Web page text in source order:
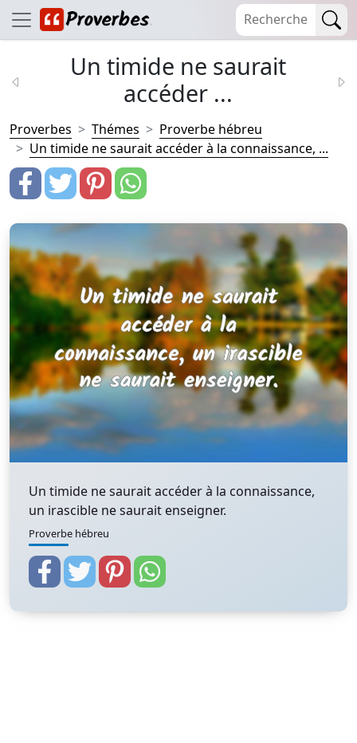
Un timide ne saurait
accéder ...
Proverbes Thémes
Proverbe hébreu
Un timide ne saurait accéder à la connaissance, ...
Un timide ne saurait accéder à la connaissance,
un irascible ne saurait enseigner.
Proverbe hébreu